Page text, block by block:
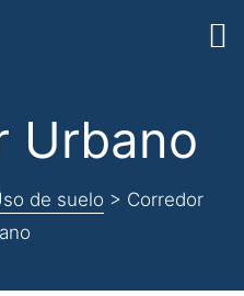
Urbano
de suelo > Corredor